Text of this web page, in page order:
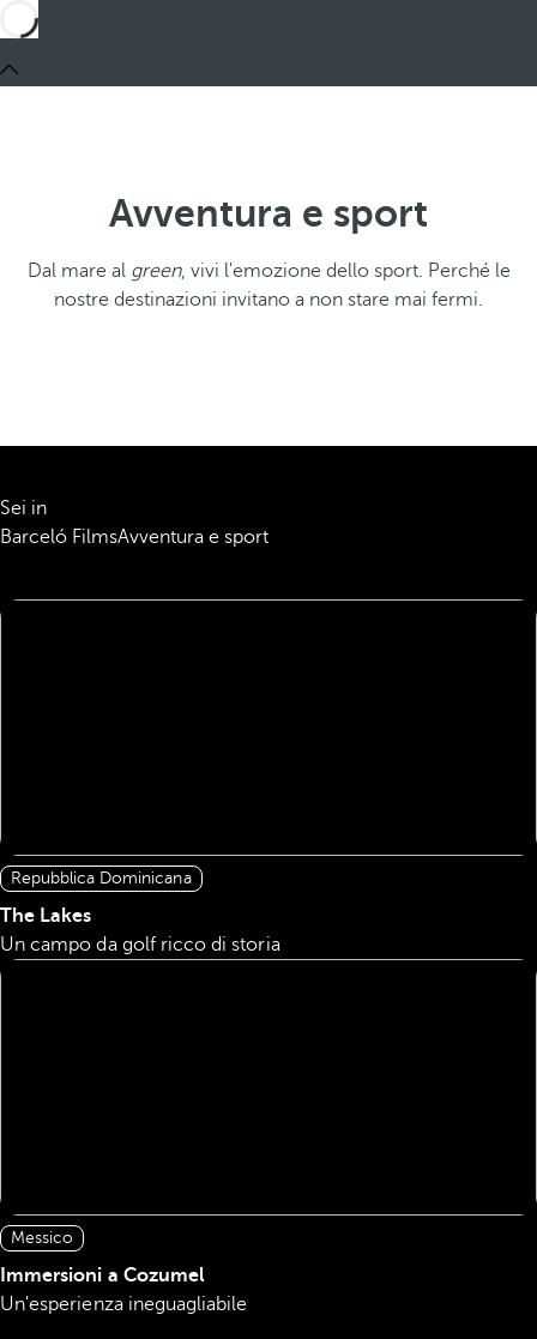
Avventura e sport
Dal mare al green, vivi l'emozione dello sport. Perché le
nostre destinazioni invitano a non stare mai fermi.
Sei in
Barceló FilmsAvventura e sport
Repubblica Dominicana
The Lakes
Un campo da golf ricco di storia
Messico
Immersioni a Cozumel
Un'esperienza ineguagliabile